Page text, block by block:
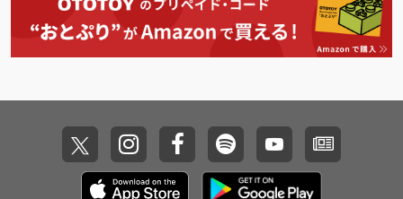
新たに鮮烈な音像を生
み出した。